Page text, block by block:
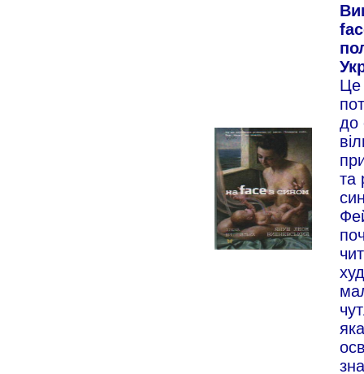
Це
до
та